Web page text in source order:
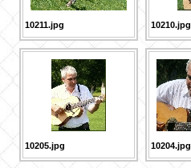
10211.jpg 10210.jpg
10205.jpg 10204.jpg